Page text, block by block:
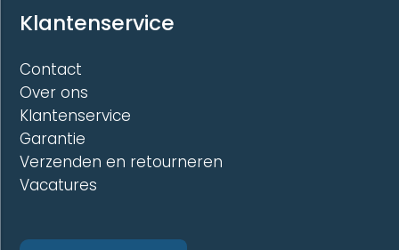
Klantenservice
Contact
Over ons
Klantenservice
Garantie
Verzenden en retourneren
Vacatures